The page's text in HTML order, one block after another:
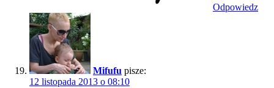
Odpowiedz
Mifufu pisze:
12 listopada 2013 o 08:10